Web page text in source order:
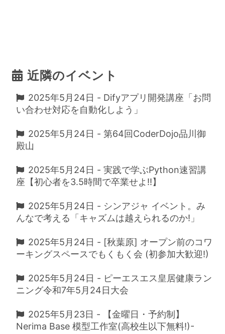
近隣のイベント
2025年5月24日 - Difyアプリ開発講座「お問
い合わせ対応を自動化しよう」
2025年5月24日 - 第64回CoderDojo品川御
殿山
2025年5月24日 - 実践で学ぶPython速習講
座【初心者を3.5時間で卒業せよ!!】
2025年5月24日 - シンアジャ イベント。み
んなで考える「キャズムは越えられるのか!」
2025年5月24日 - [秋葉原] オープン前のコワ
ーキングスペースでもくもく会 (初参加大歓迎!)
2025年5月24日 - ピーエスエス皇居健康ラン
ニング令和7年5月24日大会
2025年5月23日 - 【金曜日・予約制】
Nerima Base 模型工作室(高校生以下無料!)-